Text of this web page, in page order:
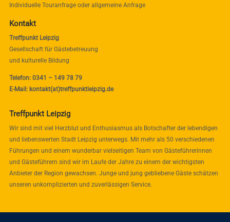
Individuelle Touranfrage oder allgemeine Anfrage
Kontakt
Treffpunkt Leipzig
Gesellschaft für Gästebetreuung
und kulturelle Bildung
Telefon: 0341 – 149 78 79
E-Mail: kontakt(at)treffpunktleipzig.de
Treffpunkt Leipzig
Wir sind mit viel Herzblut und Enthusiasmus als Botschafter der lebendigen
und liebenswerten Stadt Leipzig unterwegs. Mit mehr als 50 verschiedenen
Führungen und einem wunderbar vielseitigen Team von Gästeführerinnen
und Gästeführern sind wir im Laufe der Jahre zu einem der wichtigsten
Anbieter der Region gewachsen. Junge und jung gebliebene Gäste schätzen
unseren unkomplizierten und zuverlässigen Service.